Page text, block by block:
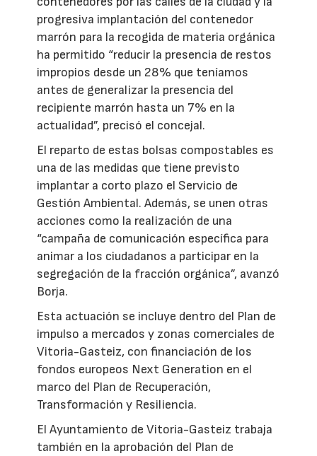
progresiva implantación del contenedor
marrón para la recogida de materia orgánica
ha permitido “reducir la presencia de restos
impropios desde un 28% que teníamos
antes de generalizar la presencia del
recipiente marrón hasta un 7% en la
actualidad”, precisó el concejal.
El reparto de estas bolsas compostables es
una de las medidas que tiene previsto
implantar a corto plazo el Servicio de
Gestión Ambiental. Además, se unen otras
acciones como la realización de una
“campaña de comunicación específica para
animar a los ciudadanos a participar en la
segregación de la fracción orgánica”, avanzó
Borja.
Esta actuación se incluye dentro del Plan de
impulso a mercados y zonas comerciales de
Vitoria-Gasteiz, con financiación de los
fondos europeos Next Generation en el
marco del Plan de Recuperación,
Transformación y Resiliencia.
El Ayuntamiento de Vitoria-Gasteiz trabaja
también en la aprobación del Plan de